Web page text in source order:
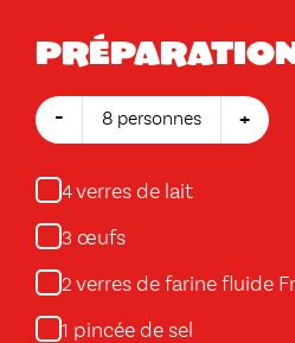
- 8 personnes +
4verres de lait
3 œufs
2 verres de farine fluide
1 pincée de sel